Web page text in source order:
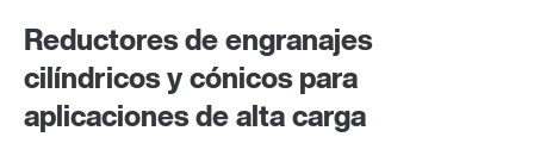
Reductores de engranajes
cilíndricos y cónicos para
aplicaciones de alta carga